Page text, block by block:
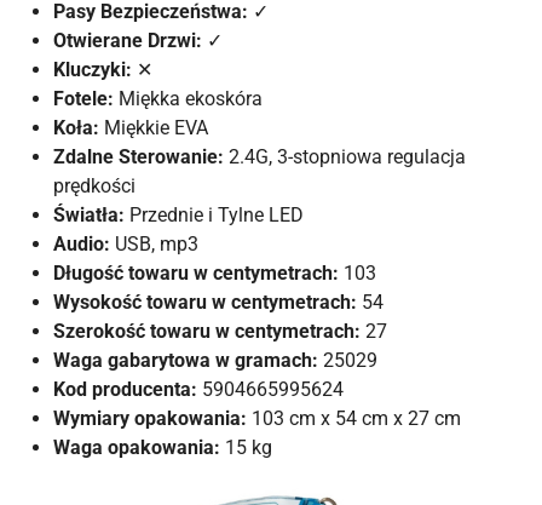
Pasy Bezpieczeństwa: ✓
Otwierane Drzwi: ✓
Kluczyki: ✕
Fotele: Miękka ekoskóra
Koła: Miękkie EVA
Zdalne Sterowanie: 2.4G, 3-stopniowa regulacja
prędkości
Światła: Przednie i Tylne LED
Audio: USB, mp3
Długość towaru w centymetrach: 103
Wysokość towaru w centymetrach: 54
Szerokość towaru w centymetrach: 27
Waga gabarytowa w gramach: 25029
Kod producenta: 5904665995624
Wymiary opakowania: 103 cm x 54 cm x 27 cm
Waga opakowania: 15 kg